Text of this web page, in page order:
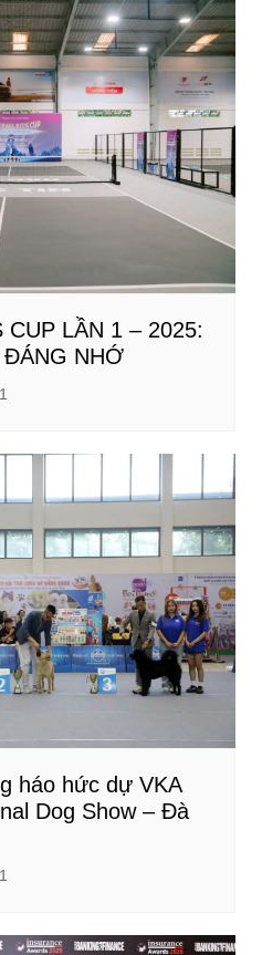
CUP LẦN 1 – 2025:
ĐÁNG NHỚ
1
háo hức dự VKA
Dog Show – Đà
1